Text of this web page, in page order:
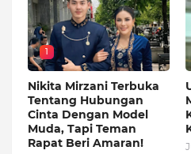
1
Nikita Mirzani Terbuka
Tentang Hubungan
Cinta Dengan Model
Muda, Tapi Teman
Rapat Beri Amaran!